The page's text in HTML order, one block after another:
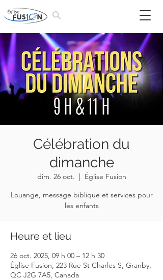
Célébration du
dimanche
dim. 26 oct.
  |
Église Fusion
Louange, message biblique et services pour
les enfants
Heure et lieu
26 oct. 2025, 09 h 00 – 12 h 30
Église Fusion, 223 Rue St Charles S, Granby,
QC J2G 7A5, Canada